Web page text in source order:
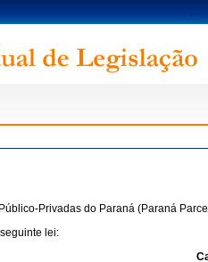
Privadas do Paraná (Paraná
lei: